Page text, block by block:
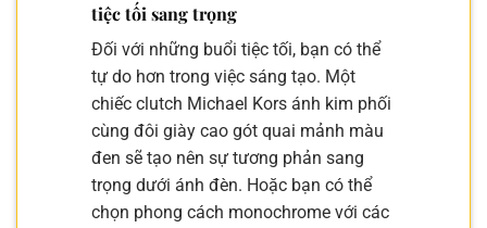
tiệc tối sang trọng
Đối với những buổi tiệc tối, bạn có thể
tự do hơn trong việc sáng tạo. Một
chiếc clutch Michael Kors ánh kim phối
cùng đôi giày cao gót quai mảnh màu
đen sẽ tạo nên sự tương phản sang
trọng dưới ánh đèn. Hoặc bạn có thể
chọn phong cách monochrome với các